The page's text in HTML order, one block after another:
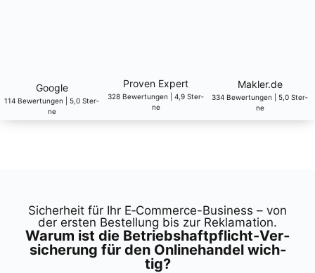
Goog­le
114 Bewer­tun­gen | 5,0 Ster­
ne
Pro­ven Expert
328 Bewer­tun­gen | 4,9 Ster­
ne
Makler.de
334 Bewer­tun­gen | 5,0 Ster­
ne
Sicher­heit für Ihr E‑Com­mer­ce-Busi­ness – von
der ers­ten Bestel­lung bis zur Rekla­ma­ti­on.
War­um ist die Betriebs­haft­pflicht-Ver­
si­che­rung für den Online­han­del wich­
tig?